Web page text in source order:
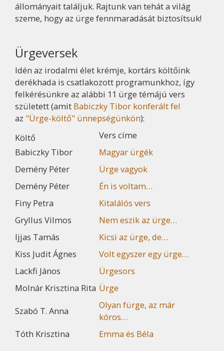
állományait találjuk. Rajtunk van tehát a világ
szeme, hogy az ürge fennmaradását biztosítsuk!
Ürgeversek
Idén az irodalmi élet krémje, kortárs költőink
derékhada is csatlakozott programunkhoz, így
felkérésünkre az alábbi 11 ürge témájú vers
született (amit Babiczky Tibor konferált fel
az "Ürge-költő" ünnepségünkön):
Költő
Vers címe
Babiczky Tibor
Magyar ürgék
Demény Péter
Ürge vagyok
Demény Péter
Én is voltam…
Finy Petra
Kitalálós vers
Gryllus Vilmos
Nem eszik az ürge…
Ijjas Tamás
Kicsi az ürge, de…
Kiss Judit Ágnes
Volt egyszer egy ürge…
Lackfi János
Ürgesors
Molnár Krisztina Rita Ürge
Szabó T. Anna
Olyan fürge, az már
kóros…
Tóth Krisztina
Emma és Béla